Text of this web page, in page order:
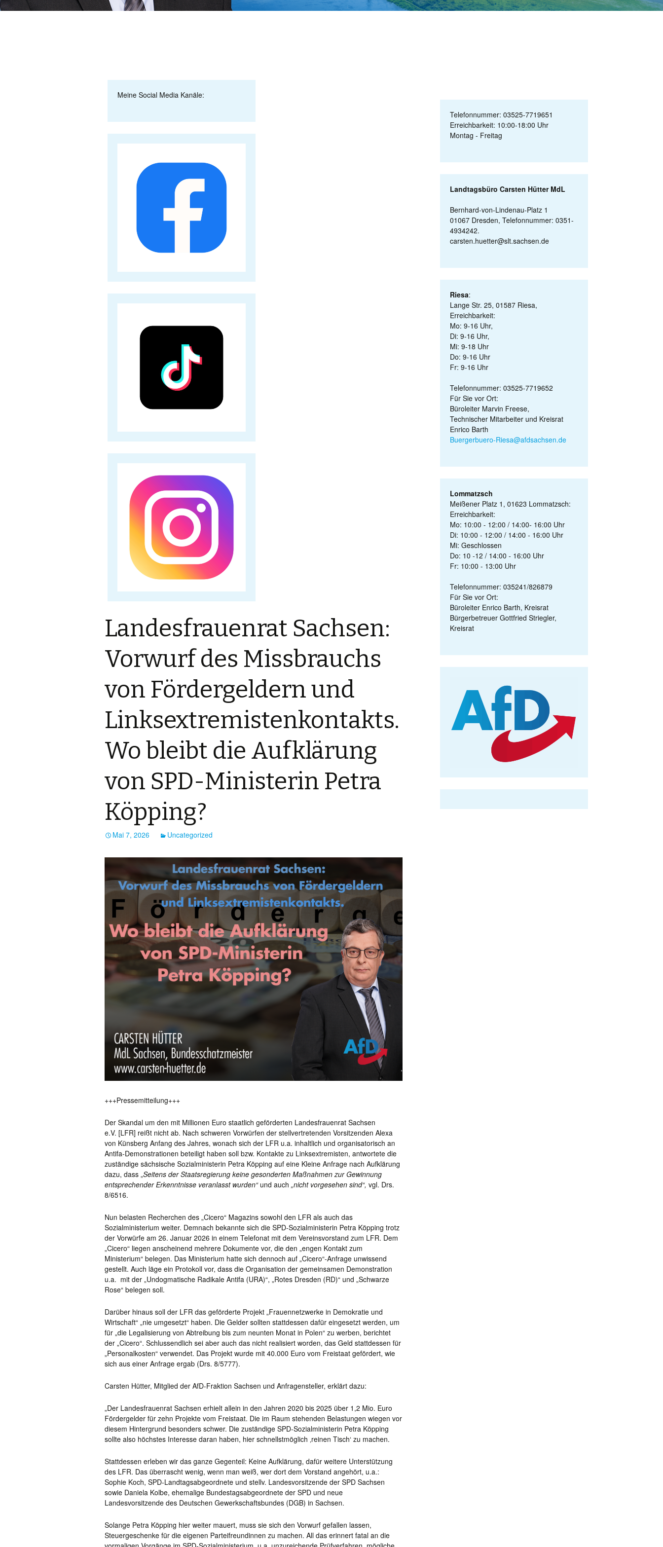
Meine Social Media Kanäle:
Landesfrauenrat Sachsen:
Vorwurf des Missbrauchs
von Fördergeldern und
Linksextremistenkontakts.
Wo bleibt die Aufklärung
von SPD-Ministerin Petra
Köpping?
Mai 7, 2026 Uncategorized
+++Pressemitteilung+++
Der Skandal um den mit Millionen Euro staatlich geförderten Landesfrauenrat Sachsen
e.V. [LFR] reißt nicht ab. Nach schweren Vorwürfen der stellvertretenden Vorsitzenden Alexa
von Künsberg Anfang des Jahres, wonach sich der LFR u.a. inhaltlich und organisatorisch an
Antifa-Demonstrationen beteiligt haben soll bzw. Kontakte zu Linksextremisten, antwortete die
zuständige sächsische Sozialministerin Petra Köpping auf eine Kleine Anfrage nach Aufklärung
dazu, dass „Seitens der Staatsregierung keine gesonderten Maßnahmen zur Gewinnung
entsprechender Erkenntnisse veranlasst wurden“ und auch „nicht vorgesehen sind“, vgl. Drs.
8/6516.
Nun belasten Recherchen des „Cicero“ Magazins sowohl den LFR als auch das
Sozialministerium weiter. Demnach bekannte sich die SPD-Sozialministerin Petra Köpping trotz
der Vorwürfe am 26. Januar 2026 in einem Telefonat mit dem Vereinsvorstand zum LFR. Dem
„Cicero“ liegen anscheinend mehrere Dokumente vor, die den „engen Kontakt zum
Ministerium“ belegen. Das Ministerium hatte sich dennoch auf „Cicero“-Anfrage unwissend
gestellt. Auch läge ein Protokoll vor, dass die Organisation der gemeinsamen Demonstration
u.a. mit der „Undogmatische Radikale Antifa (URA)“, „Rotes Dresden (RD)“ und „Schwarze
Rose“ belegen soll.
Darüber hinaus soll der LFR das geförderte Projekt „Frauennetzwerke in Demokratie und
Wirtschaft“ „nie umgesetzt“ haben. Die Gelder sollten stattdessen dafür eingesetzt werden, um
für „die Legalisierung von Abtreibung bis zum neunten Monat in Polen“ zu werben, berichtet
der „Cicero“. Schlussendlich sei aber auch das nicht realisiert worden, das Geld stattdessen für
„Personalkosten“ verwendet. Das Projekt wurde mit 40.000 Euro vom Freistaat gefördert, wie
sich aus einer Anfrage ergab (Drs. 8/5777).
Carsten Hütter, Mitglied der AfD-Fraktion Sachsen und Anfragensteller, erklärt dazu:
„Der Landesfrauenrat Sachsen erhielt allein in den Jahren 2020 bis 2025 über 1,2 Mio. Euro
Fördergelder für zehn Projekte vom Freistaat. Die im Raum stehenden Belastungen wiegen vor
diesem Hintergrund besonders schwer. Die zuständige SPD-Sozialministerin Petra Köpping
sollte also höchstes Interesse daran haben, hier schnellstmöglich ‚reinen Tisch‘ zu machen.
Stattdessen erleben wir das ganze Gegenteil: Keine Aufklärung, dafür weitere Unterstützung
des LFR. Das überrascht wenig, wenn man weiß, wer dort dem Vorstand angehört, u.a.:
Sophie Koch, SPD-Landtagsabgeordnete und stellv. Landesvorsitzende der SPD Sachsen
sowie Daniela Kolbe, ehemalige Bundestagsabgeordnete der SPD und neue
Landesvorsitzende des Deutschen Gewerkschaftsbundes (DGB) in Sachsen.
Solange Petra Köpping hier weiter mauert, muss sie sich den Vorwurf gefallen lassen,
Steuergeschenke für die eigenen Parteifreundinnen zu machen. All das erinnert fatal an die
Telefonnummer: 03525-7719651
Erreichbarkeit: 10:00-18:00 Uhr
Montag - Freitag
Landtagsbüro Carsten Hütter MdL
Bernhard-von-Lindenau-Platz 1
01067 Dresden, Telefonnummer: 0351-
4934242.
carsten.huetter@slt.sachsen.de
Riesa:
Lange Str. 25, 01587 Riesa,
Erreichbarkeit:
Mo: 9-16 Uhr,
Di: 9-16 Uhr,
Mi: 9-18 Uhr
Do: 9-16 Uhr
Fr: 9-16 Uhr
Telefonnummer: 03525-7719652
Für Sie vor Ort:
Büroleiter Marvin Freese,
Technischer Mitarbeiter und Kreisrat
Enrico Barth
Buergerbuero-Riesa@afdsachsen.de
Lommatzsch
Meißener Platz 1, 01623 Lommatzsch:
Erreichbarkeit:
Mo: 10:00 - 12:00 / 14:00- 16:00 Uhr
Di: 10:00 - 12:00 / 14:00 - 16:00 Uhr
Mi: Geschlossen
Do: 10 -12 / 14:00 - 16:00 Uhr
Fr: 10:00 - 13:00 Uhr
Telefonnummer: 035241/826879
Für Sie vor Ort:
Büroleiter Enrico Barth, Kreisrat
Bürgerbetreuer Gottfried Striegler,
Kreisrat